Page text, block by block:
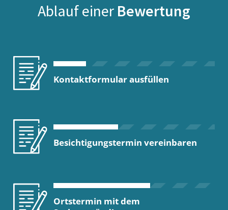
Ablauf einer Bewertung
Kontaktformular ausfüllen
Besichtigungstermin vereinbaren
Ortstermin mit dem